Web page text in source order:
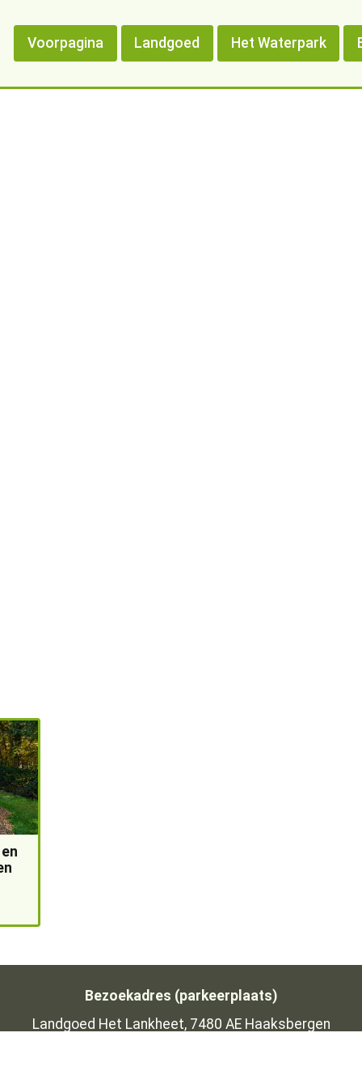
Voorpagina Landgoed Het Waterpark
Bezoekadres (parkeerplaats)
Landgoed Het Lankheet, 7480 AE Haaksbergen